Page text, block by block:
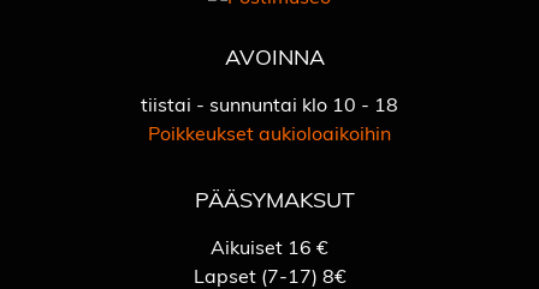
AVOINNA
tiistai - sunnuntai klo 10 - 18
Poikkeukset aukioloaikoihin
PÄÄSYMAKSUT
Aikuiset 16 €
Lapset (7-17) 8€